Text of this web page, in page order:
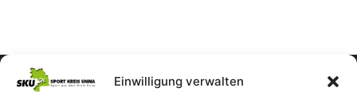
Einwilligung verwalten